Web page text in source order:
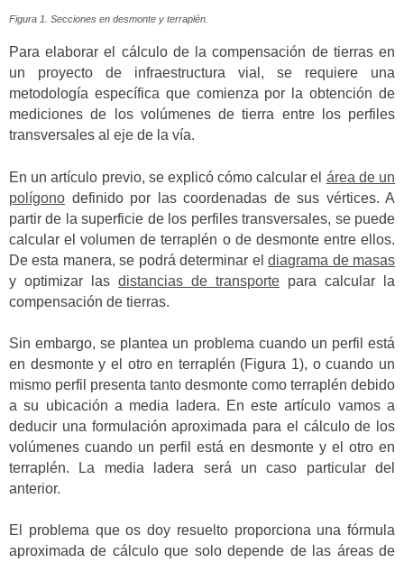
Figura 1. Secciones en desmonte y terraplén.
Para elaborar el cálculo de la compensación de tierras en
un proyecto de infraestructura vial, se requiere una
metodología específica que comienza por la obtención de
mediciones de los volúmenes de tierra entre los perfiles
transversales al eje de la vía.
En un artículo previo, se explicó cómo calcular el área de un
polígono definido por las coordenadas de sus vértices. A
partir de la superficie de los perfiles transversales, se puede
calcular el volumen de terraplén o de desmonte entre ellos.
De esta manera, se podrá determinar eldiagrama de masas
y optimizar las distancias de transporte para calcular la
compensación de tierras.
Sin embargo, se plantea un problema cuando un perfil está
en desmonte y el otro en terraplén (Figura 1), o cuando un
mismo perfil presenta tanto desmonte como terraplén debido
a su ubicación a media ladera. En este artículo vamos a
deducir una formulación aproximada para el cálculo de los
volúmenes cuando un perfil está en desmonte y el otro en
terraplén. La media ladera será un caso particular del
anterior.
El problema que os doy resuelto proporciona una fórmula
aproximada de cálculo que solo depende de las áreas de